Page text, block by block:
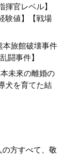
揮官レベル】
験値】【戦場
本旅館破壊事件
闘事件】
未來の離婚の
犬を育てた結
方すべて、敬